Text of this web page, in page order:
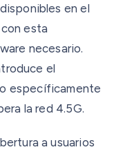
en el
esta
necesario.
el
específicamente
la red 4.5G.
a usuarios